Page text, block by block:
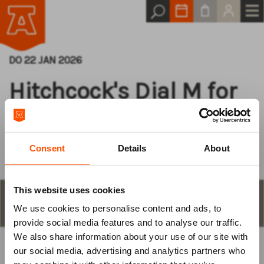
Consent Details About
This website uses cookies
We use cookies to personalise content and ads, to
provide social media features and to analyse our traffic.
We also share information about your use of our site with
our social media, advertising and analytics partners who
DO 22 JAN 2026
Hitchcock's Dial M for
Murder
aantal plaatsen en keuze
KIES ZELF EEN PLAATS
Log van tevoren
in